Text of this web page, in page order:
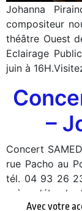
Johanna
compositeur
théâtre Ouest
Eclairage
juin à
–
Concert
rue Pacho au
tél. 04 93 26
scène déboule
théâtre ; une
Avec votre